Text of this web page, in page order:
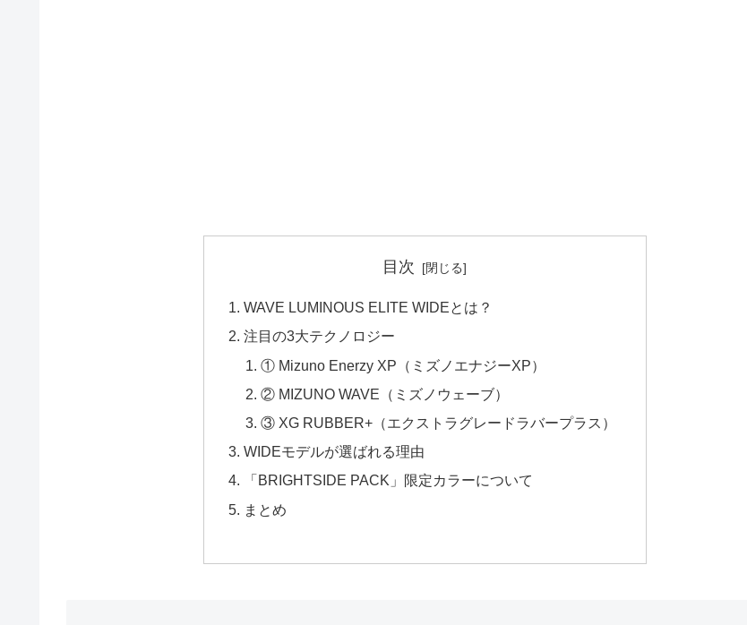
目次
WAVE LUMINOUS ELITE WIDEとは？
注目の3大テクノロジー
① Mizuno Enerzy XP（ミズノエナジーXP）
② MIZUNO WAVE（ミズノウェーブ）
③ XG RUBBER+（エクストラグレードラバープラス）
WIDEモデルが選ばれる理由
「BRIGHTSIDE PACK」限定カラーについて
まとめ